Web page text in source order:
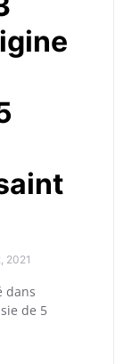
2021
dans
de 5